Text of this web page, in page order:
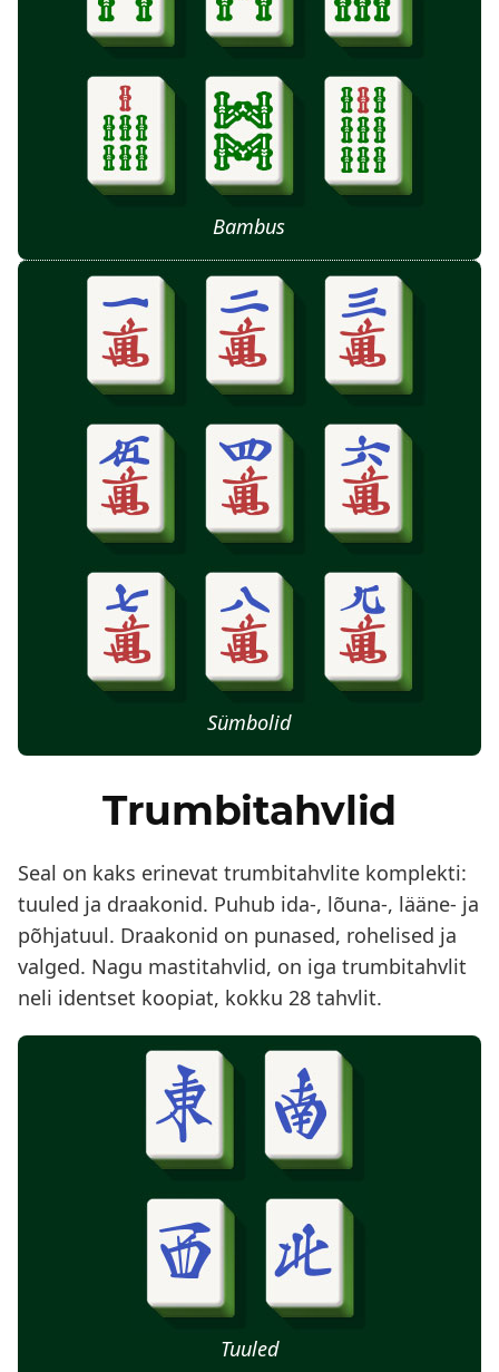
Bambus
Sümbolid
Trumbitahvlid
Seal on kaks erinevat trumbitahvlite komplekti:
tuuled ja draakonid. Puhub ida-, lõuna-, lääne- ja
põhjatuul. Draakonid on punased, rohelised ja
valged. Nagu mastitahvlid, on iga trumbitahvlit
neli identset koopiat, kokku 28 tahvlit.
Tuuled